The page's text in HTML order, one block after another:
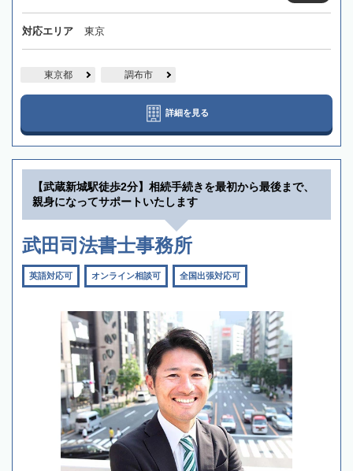
対応エリア 東京
東京都 調布市
詳細を見る
【武蔵新城駅徒歩2分】相続手続きを最初から最後まで、
親身になってサポートいたします
武田司法書士事務所
英語対応可 オンライン相談可 全国出張対応可